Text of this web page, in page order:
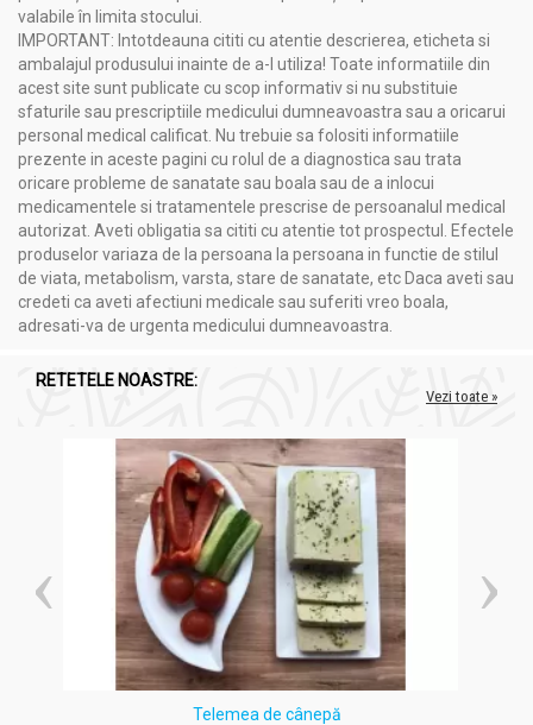
valabile în limita stocului.
IMPORTANT: Intotdeauna cititi cu atentie descrierea, eticheta si
ambalajul produsului inainte de a-l utiliza! Toate informatiile din
acest site sunt publicate cu scop informativ si nu substituie
sfaturile sau prescriptiile medicului dumneavoastra sau a oricarui
personal medical calificat. Nu trebuie sa folositi informatiile
prezente in aceste pagini cu rolul de a diagnostica sau trata
oricare probleme de sanatate sau boala sau de a inlocui
medicamentele si tratamentele prescrise de persoanalul medical
autorizat. Aveti obligatia sa cititi cu atentie tot prospectul. Efectele
produselor variaza de la persoana la persoana in functie de stilul
de viata, metabolism, varsta, stare de sanatate, etc Daca aveti sau
credeti ca aveti afectiuni medicale sau suferiti vreo boala,
adresati-va de urgenta medicului dumneavoastra.
RETETELE NOASTRE:
Vezi toate »
Telemea de cânepă